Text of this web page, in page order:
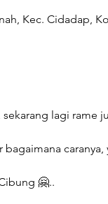
Kec. Cidadap,
lagi rame
🤗..